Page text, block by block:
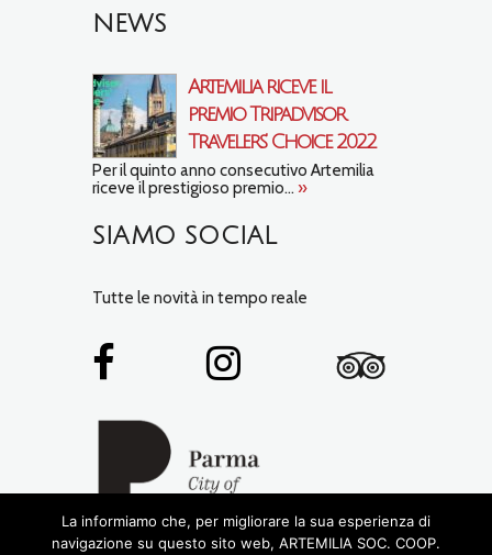
NEWS
Artemilia riceve il
premio Tripadvisor
Travelers’ Choice 2022
Per il quinto anno consecutivo Artemilia
riceve il prestigioso premio... »
SIAMO SOCIAL
Tutte le novità in tempo reale
La informiamo che, per migliorare la sua esperienza di
navigazione su questo sito web, ARTEMILIA SOC. COOP.